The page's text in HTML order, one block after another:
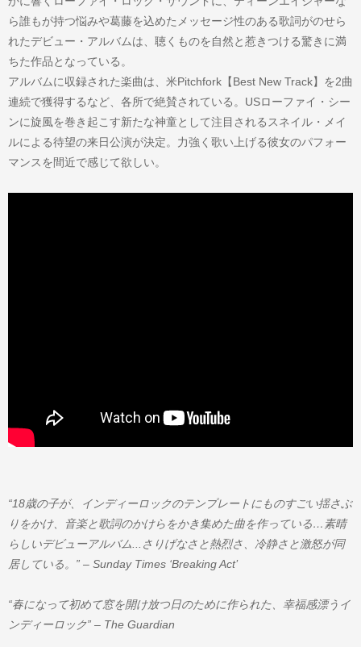
ら誰もが持つ悩みや葛藤を込めたメッセージ性のある歌詞がのせら
れたデビュー・アルバムは、聴くものを自然と惹きつける驚きに満
ちた作品となっている。
アルバムに収録された楽曲は、米Pitchfork【Best New Track】を2曲
連続で獲得するなど、各所で絶賛されている。USローファイ・シー
ンに旋風を巻き起こす新たな神童として注目されるスネイル・メイ
ルによる待望の来日公演が決定。力強く歌い上げる彼女のパフォー
マンスを間近で感じて欲しい。
“18歳の子が、インディーロックのテンプレートにものすごい揺さぶ
りをかけ、音楽と歌詞のかけらをかき集めた曲を作っている…素晴
らしいデビューアルバム...さりげなさと熱烈さ、冷静さと激怒が同
居している。” – Sunday Times ‘Breaking Act’
“春になって初めて窓を開け放つ日のために作られた、幸福感漂うイ
ンディーロック” – The Guardian